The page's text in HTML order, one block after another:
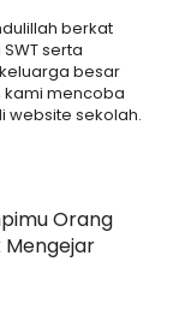
berkat
serta
besar
kami mencoba
website sekolah.
Orang
Mengejar